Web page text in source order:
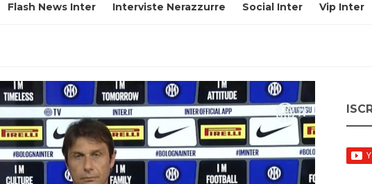
Flash News Inter Interviste Nerazzurre Social Inter Vip Inter